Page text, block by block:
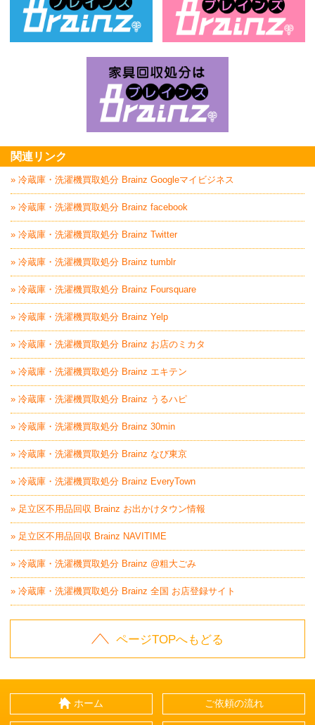
関連リンク
» 冷蔵庫・洗濯機買取処分 Brainz Googleマイビジネス
» 冷蔵庫・洗濯機買取処分 Brainz facebook
» 冷蔵庫・洗濯機買取処分 Brainz Twitter
» 冷蔵庫・洗濯機買取処分 Brainz tumblr
» 冷蔵庫・洗濯機買取処分 Brainz Foursquare
» 冷蔵庫・洗濯機買取処分 Brainz Yelp
» 冷蔵庫・洗濯機買取処分 Brainz お店のミカタ
» 冷蔵庫・洗濯機買取処分 Brainz エキテン
» 冷蔵庫・洗濯機買取処分 Brainz うるハピ
» 冷蔵庫・洗濯機買取処分 Brainz 30min
» 冷蔵庫・洗濯機買取処分 Brainz なび東京
» 冷蔵庫・洗濯機買取処分 Brainz EveryTown
» 足立区不用品回収 Brainz お出かけタウン情報
» 足立区不用品回収 Brainz NAVITIME
» 冷蔵庫・洗濯機買取処分 Brainz @粗大ごみ
» 冷蔵庫・洗濯機買取処分 Brainz 全国 お店登録サイト
ページTOPへもどる
ホーム ご依頼の流れ